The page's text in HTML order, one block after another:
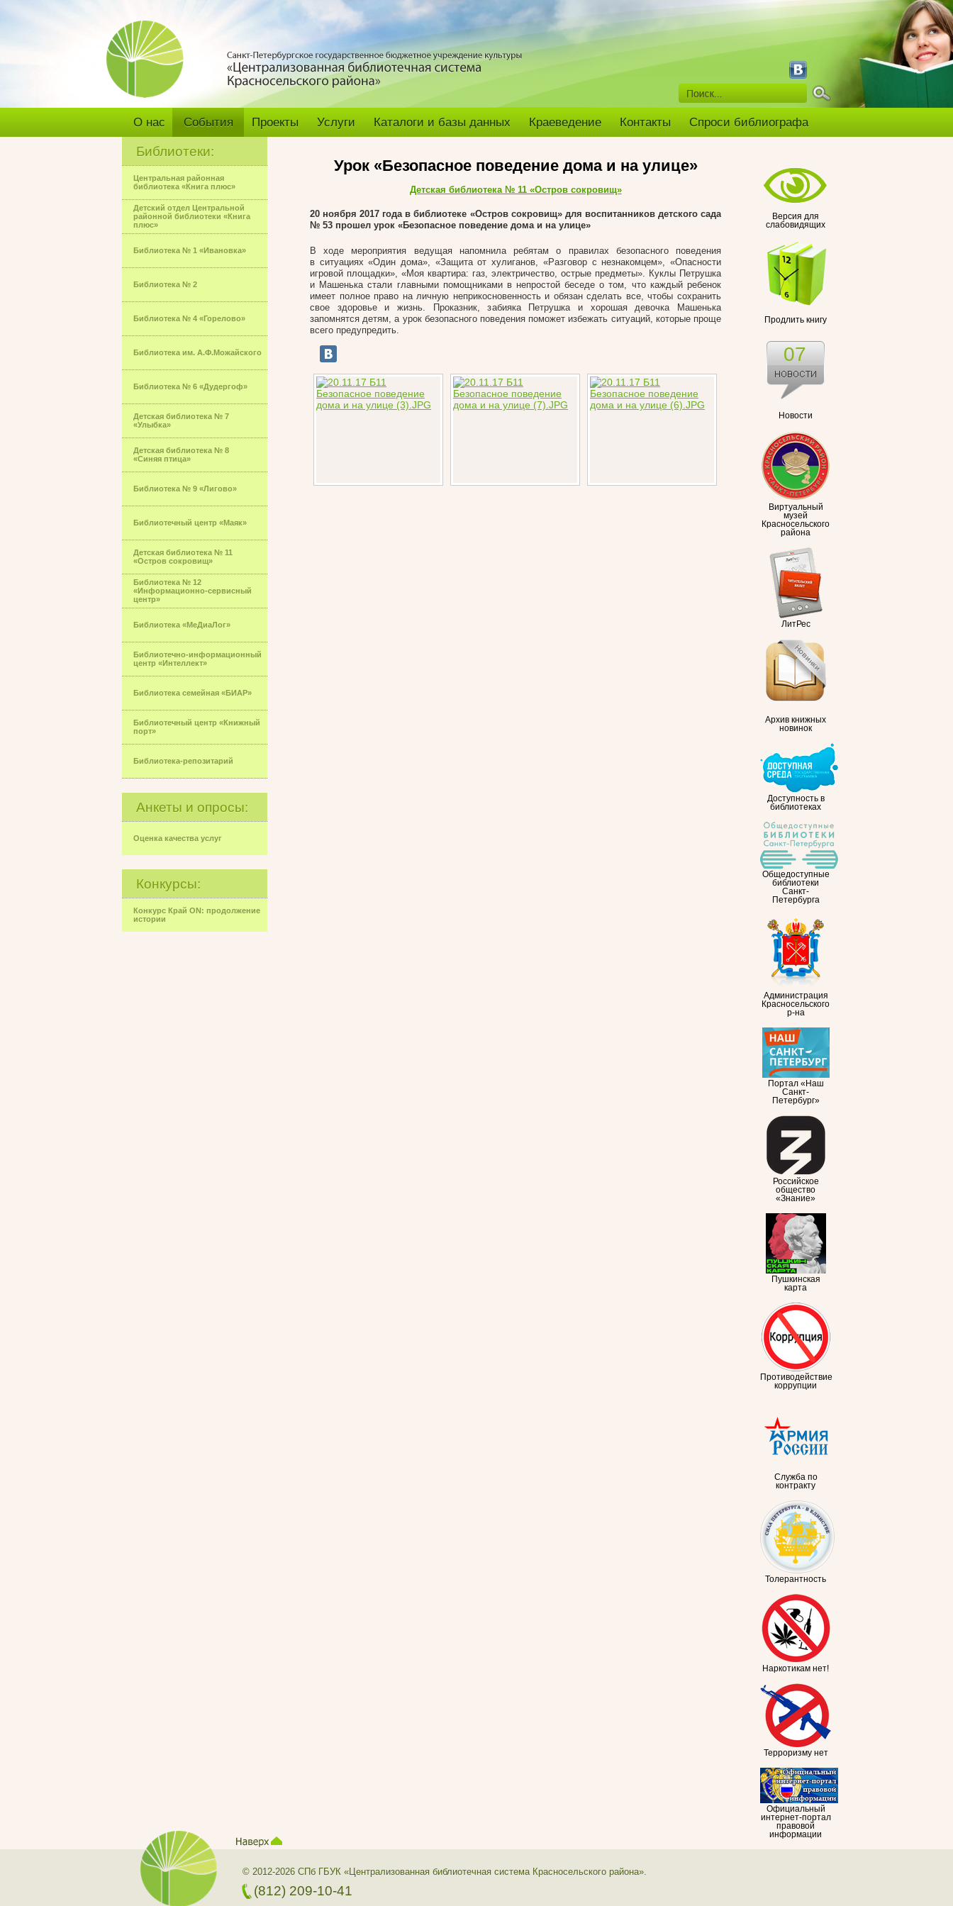
О нас События Проекты Услуги Каталоги и базы данных Краеведение Контакты Спроси библиографа
Библиотеки:
Центральная районная
библиотека «Книга плюс»
Детский отдел Центральной
районной библиотеки «Книга
плюс»
Библиотека № 1 «Ивановка»
Библиотека № 2
Библиотека № 4 «Горелово»
Библиотека им. А.Ф.Можайского
Библиотека № 6 «Дудергоф»
Детская библиотека № 7
«Улыбка»
Детская библиотека № 8
«Синяя птица»
Библиотека № 9 «Лигово»
Библиотечный центр «Маяк»
Детская библиотека № 11
«Остров сокровищ»
Библиотека № 12
«Информационно-сервисный
центр»
Библиотека «МеДиаЛог»
Библиотечно-информационный
центр «Интеллект»
Библиотека семейная «БИАР»
Библиотечный центр «Книжный
порт»
Библиотека-репозитарий
Анкеты и опросы:
Оценка качества услуг
Конкурсы:
Конкурс Край ON: продолжение
истории
Версия для
слабовидящих
Продлить книгу
Новости
07
Виртуальный
музей
Красносельского
района
ЛитРес
Архив книжных
новинок
Доступность в
библиотеках
Общедоступные
библиотеки
Санкт-
Петербурга
Администрация
Красносельского
р-на
Портал «Наш
Санкт-
Петербург»
Российское
общество
«Знание»
Пушкинская
карта
Противодействие
коррупции
Служба по
контракту
Толерантность
Наркотикам нет!
Терроризму нет
Официальный
интернет-портал
правовой
информации
Урок «Безопасное поведение дома и на улице»
Детская библиотека № 11 «Остров сокровищ»
20 ноября 2017 года в библиотеке «Остров сокровищ» для воспитанников детского сада
№ 53 прошел урок «Безопасное поведение дома и на улице»
В ходе мероприятия ведущая напомнила ребятам о правилах безопасного поведения
в ситуациях «Один дома», «Защита от хулиганов, «Разговор с незнакомцем», «Опасности
игровой площадки», «Моя квартира: газ, электричество, острые предметы». Куклы Петрушка
и Машенька стали главными помощниками в непростой беседе о том, что каждый ребенок
имеет полное право на личную неприкосновенность и обязан сделать все, чтобы сохранить
свое здоровье и жизнь. Проказник, забияка Петрушка и хорошая девочка Машенька
запомнятся детям, а урок безопасного поведения поможет избежать ситуаций, которые проще
всего предупредить.
© 2012-2026 СПб ГБУК «Централизованная библиотечная система Красносельского района».
(812) 209-10-41